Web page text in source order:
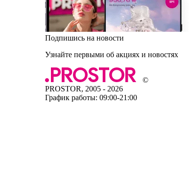
Подпишись на новости
Узнайте первыми об акциях и новостях
©
PROSTOR, 2005 - 2026
График работы: 09:00-21:00